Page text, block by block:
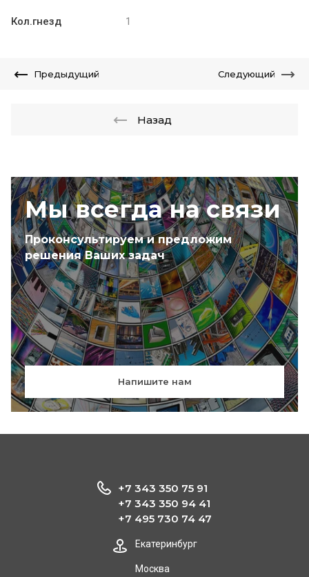
Мы всегда на связи
Проконсультируем и предложим
решения Ваших задач
Напишите нам
Кол.гнезд 1
Предыдущий Следующий
Назад
+7 343 350 75 91
+7 343 350 94 41
+7 495 730 74 47
Екатеринбург
Москва